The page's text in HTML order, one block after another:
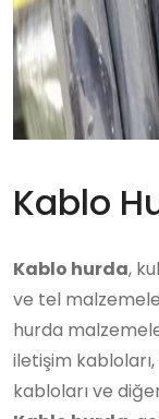
Kablo
Kablo hurda,
ve tel
hurda
iletişim
kabloları ve